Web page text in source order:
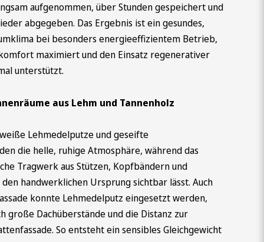
aufgenommen, über Stunden gespeichert und
abgegeben. Das Ergebnis ist ein gesundes,
bei besonders energieeffizientem Betrieb,
maximiert und den Einsatz regenerativer
unterstützt.
aus Lehm und Tannenholz
Lehmedelputze und geseifte
die helle, ruhige Atmosphäre, während das
Tragwerk aus Stützen, Kopfbändern und
handwerklichen Ursprung sichtbar lässt. Auch
konnte Lehmedelputz eingesetzt werden,
große Dachüberstände und die Distanz zur
So entsteht ein sensibles Gleichgewicht